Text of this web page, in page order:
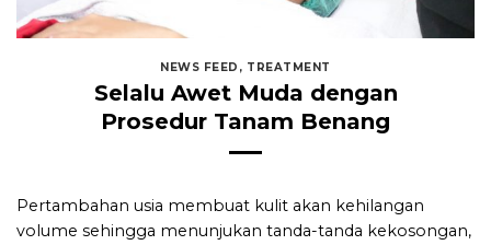
NEWS FEED , TREATMENT
Selalu Awet Muda dengan
Prosedur Tanam Benang
Pertambahan usia membuat kulit akan kehilangan
volume sehingga menunjukan tanda-tanda kekosongan,